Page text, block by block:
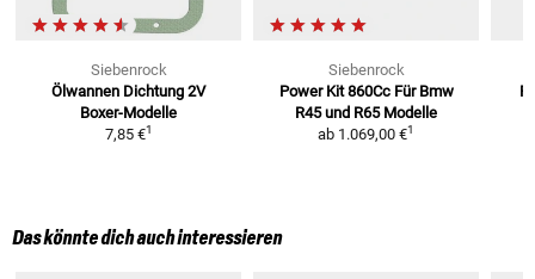
Siebenrock
Ölwannen Dichtung 2V
Boxer-Modelle
7,85 €1
Siebenrock
Power Kit 860Cc Für Bmw
R45 und R65 Modelle
ab 1.069,00 €1
Das könnte dich auch interessieren